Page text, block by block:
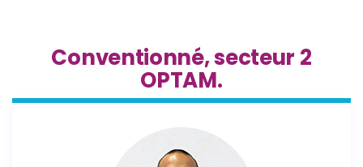
Conventionné, secteur 2
OPTAM.